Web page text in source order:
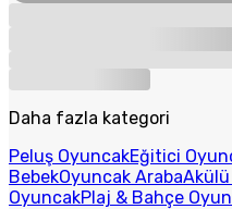
Daha fazla kategori
Peluş OyuncakEğitici
BebekOyuncak Araba
OyuncakPlaj & Bahçe